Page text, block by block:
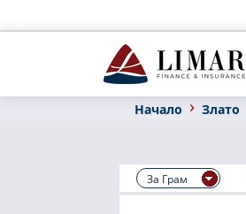
Началo Злато